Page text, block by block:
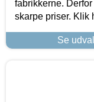
fabrikkerne.
skarpe priser. Klik
Se